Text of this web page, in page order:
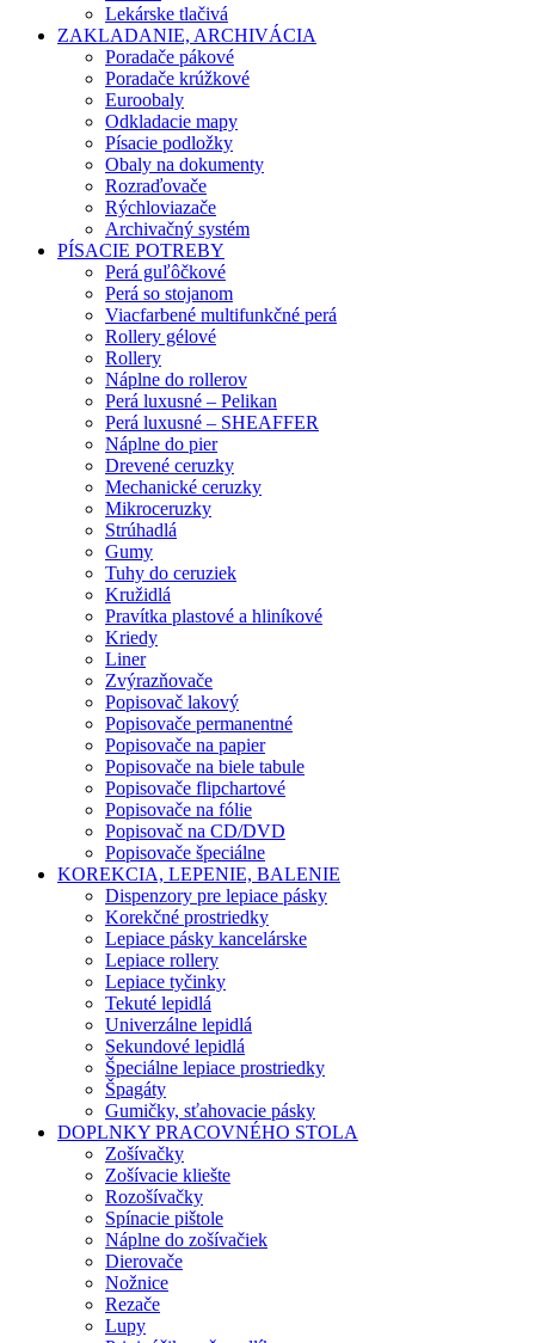
Lekárske tlačivá
ZAKLADANIE, ARCHIVÁCIA
Poradače pákové
Poradače krúžkové
Euroobaly
Odkladacie mapy
Písacie podložky
Obaly na dokumenty
Rozraďovače
Rýchloviazače
Archivačný systém
PÍSACIE POTREBY
Perá guľôčkové
Perá so stojanom
Viacfarbené multifunkčné perá
Rollery gélové
Rollery
Náplne do rollerov
Perá luxusné – Pelikan
Perá luxusné – SHEAFFER
Náplne do pier
Drevené ceruzky
Mechanické ceruzky
Mikroceruzky
Strúhadlá
Gumy
Tuhy do ceruziek
Kružidlá
Pravítka plastové a hliníkové
Kriedy
Liner
Zvýrazňovače
Popisovač lakový
Popisovače permanentné
Popisovače na papier
Popisovače na biele tabule
Popisovače flipchartové
Popisovače na fólie
Popisovač na CD/DVD
Popisovače špeciálne
KOREKCIA, LEPENIE, BALENIE
Dispenzory pre lepiace pásky
Korekčné prostriedky
Lepiace pásky kancelárske
Lepiace rollery
Lepiace tyčinky
Tekuté lepidlá
Univerzálne lepidlá
Sekundové lepidlá
Špeciálne lepiace prostriedky
Špagáty
Gumičky, sťahovacie pásky
DOPLNKY PRACOVNÉHO STOLA
Zošívačky
Zošívacie kliešte
Rozošívačky
Spínacie pištole
Náplne do zošívačiek
Dierovače
Nožnice
Rezače
Lupy